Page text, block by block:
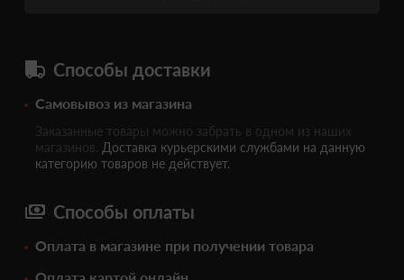
Способы доставки
Самовывоз из магазина
Заказанные товары можно забрать в одном из наших
магазинов. Доставка курьерскими службами на данную
категорию товаров не действует.
Способы оплаты
Оплата в магазине при получении товара